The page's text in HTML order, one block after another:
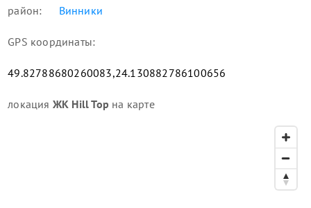
район: Винники
GPS координаты:
49.82788680260083,24.130882786100656
локация ЖК Hill Top на карте